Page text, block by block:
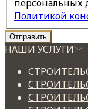
персональных
Политикой
НАШИ УСЛУГИ